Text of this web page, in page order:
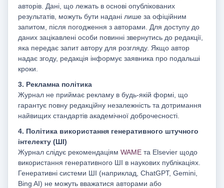
авторів. Дані, що лежать в основі опублікованих
результатів, можуть бути надані лише за офіційним
запитом, після погодження з авторами. Для доступу до
даних зацікавлені особи повинні звернутись до редакції,
яка передає запит автору для розгляду. Якщо автор
надає згоду, редакція інформує заявника про подальші
кроки.
3. Рекламна політика
Журнал не приймає рекламу в будь-якій формі, що
гарантує повну редакційну незалежність та дотримання
найвищих стандартів академічної доброчесності.
4. Політика використання генеративного штучного
інтелекту (ШІ)
Журнал слідує рекомендаціям WAME та Elsevier щодо
використання генеративного ШІ в наукових публікаціях.
Генеративні системи ШІ (наприклад, ChatGPT, Gemini,
Bing AI) не можуть вважатися авторами або